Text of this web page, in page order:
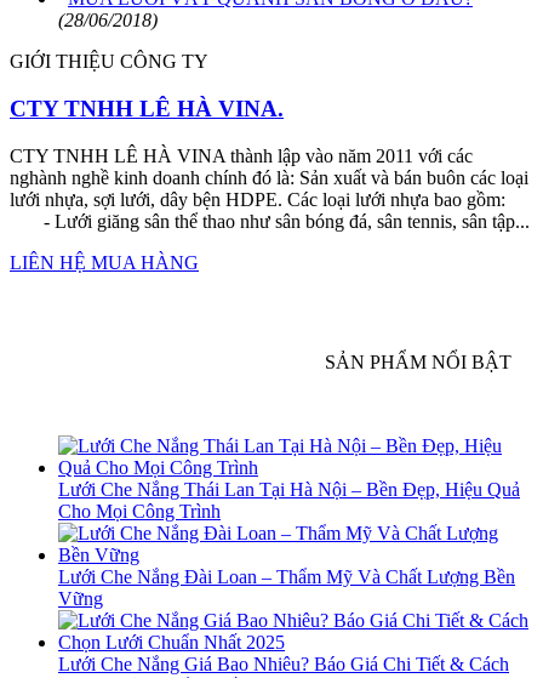
(28/06/2018)
GIỚI THIỆU CÔNG TY
CTY TNHH LÊ HÀ VINA.
CTY TNHH LÊ HÀ VINA thành lập vào năm 2011 với các
nghành nghề kinh doanh chính đó là: Sản xuất và bán buôn các loại
lưới nhựa, sợi lưới, dây bện HDPE. Các loại lưới nhựa bao gồm:
- Lưới giăng sân thể thao như sân bóng đá, sân tennis, sân tập...
LIÊN HỆ MUA HÀNG
SẢN PHẨM NỔI BẬT
Lưới Che Nắng Thái Lan Tại Hà Nội – Bền Đẹp, Hiệu Quả
Cho Mọi Công Trình
Lưới Che Nắng Đài Loan – Thẩm Mỹ Và Chất Lượng Bền
Vững
Lưới Che Nắng Giá Bao Nhiêu? Báo Giá Chi Tiết & Cách